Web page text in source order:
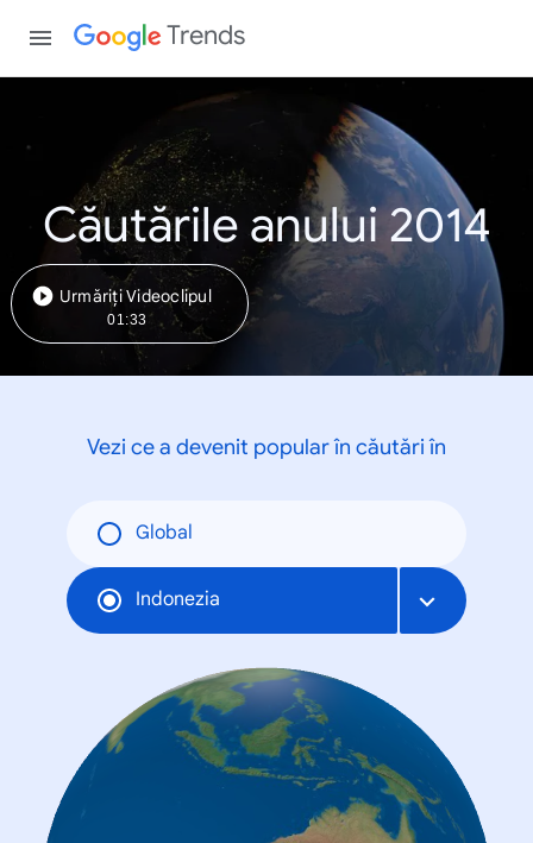
Trends
Căutările anului 2014
Urmăriți Videoclipul
01:33
Vezi ce a devenit popular în căutări în
Global
Indonezia